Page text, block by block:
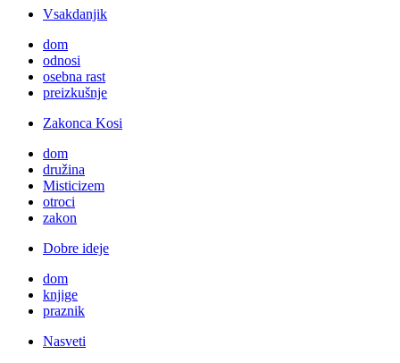
Vsakdanjik
dom
odnosi
osebna rast
preizkušnje
Zakonca Kosi
dom
družina
Misticizem
otroci
zakon
Dobre ideje
dom
knjige
praznik
Nasveti